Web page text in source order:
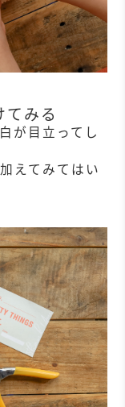
みる
が目立ってし
えてみてはい